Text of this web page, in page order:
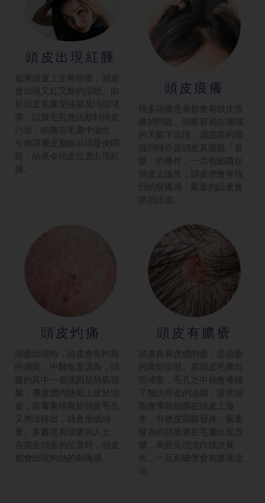
頭皮出現紅腫
如果頭皮上生有頭瘡，頭皮
會出現又紅又腫的症狀。由
於頭皮毛囊受油脂及污垢堵
塞，以致毛孔無法順利排走
污垢，細菌在毛囊中滋生，
引致深層皮脂腺出現發炎問
題，結果令頭皮位置出現紅
腫。
頭皮痕癢
很多頭瘡患者都會有頭皮痕
癢的問題。頭瘡容易在潮濕
的天氣下出現，濕度高的環
境同時亦是頭皮真菌最「喜
愛」的條件，一旦有細菌在
頭皮上滋生，頭皮便會有強
烈的痕癢感，嚴重的話更會
抓損頭皮。
頭皮灼痛
頭瘡出現時，頭皮會有灼熱
的感覺，中醫角度認為，頭
瘡的其中一個成因是熱氣積
聚，導致體內熱氣上攻於頭
皮，當毒素積聚於頭皮毛孔
又無法排出，就會形成頭
瘡。多數患有頭瘡的人士，
在抓生頭瘡的位置時，頭皮
都會出現灼熱的刺痛感。
頭皮有膿瘡
頭皮長有含膿的瘡，是頭瘡
的典型症狀。當頭皮毛囊出
現堵塞，毛孔之中就會堆積
了無法排走的油脂，這些油
脂會導致細菌在頭皮上滋
生，引致皮脂腺發炎，嚴重
發炎的頭瘡會在毛囊出現含
膿，表面呈現淡白或淡黃
色，一旦刺破便會有膿液流
出。